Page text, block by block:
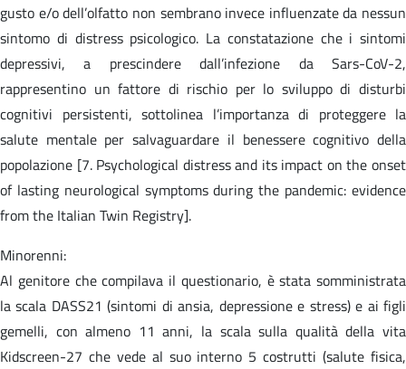
gusto e/o dell’olfatto non sembrano invece influenzate da nessun
sintomo di distress psicologico. La constatazione che i sintomi
depressivi, a prescindere dall’infezione da Sars-CoV-2,
rappresentino un fattore di rischio per lo sviluppo di disturbi
cognitivi persistenti, sottolinea l’importanza di proteggere la
salute mentale per salvaguardare il benessere cognitivo della
popolazione [7. Psychological distress and its impact on the onset
of lasting neurological symptoms during the pandemic: evidence
from the Italian Twin Registry].
Minorenni:
Al genitore che compilava il questionario, è stata somministrata
la scala DASS21 (sintomi di ansia, depressione e stress) e ai figli
gemelli, con almeno 11 anni, la scala sulla qualità della vita
Kidscreen-27 che vede al suo interno 5 costrutti (salute fisica,